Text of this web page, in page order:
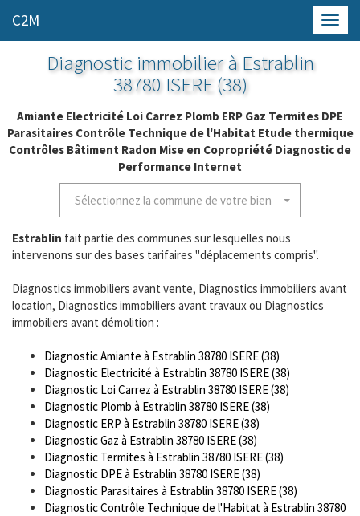
C2M
Diagnostic immobilier à Estrablin
38780 ISERE (38)
Amiante Electricité Loi Carrez Plomb ERP Gaz Termites DPE
Parasitaires Contrôle Technique de l'Habitat Etude thermique
Contrôles Bâtiment Radon Mise en Copropriété Diagnostic de
Performance Internet
Sélectionnez la commune de votre bien
Estrablin fait partie des communes sur lesquelles nous
intervenons sur des bases tarifaires "déplacements compris".
Diagnostics immobiliers avant vente, Diagnostics immobiliers avant
location, Diagnostics immobiliers avant travaux ou Diagnostics
immobiliers avant démolition :
Diagnostic Amiante à Estrablin 38780 ISERE (38)
Diagnostic Electricité à Estrablin 38780 ISERE (38)
Diagnostic Loi Carrez à Estrablin 38780 ISERE (38)
Diagnostic Plomb à Estrablin 38780 ISERE (38)
Diagnostic ERP à Estrablin 38780 ISERE (38)
Diagnostic Gaz à Estrablin 38780 ISERE (38)
Diagnostic Termites à Estrablin 38780 ISERE (38)
Diagnostic DPE à Estrablin 38780 ISERE (38)
Diagnostic Parasitaires à Estrablin 38780 ISERE (38)
Diagnostic Contrôle Technique de l'Habitat à Estrablin 38780